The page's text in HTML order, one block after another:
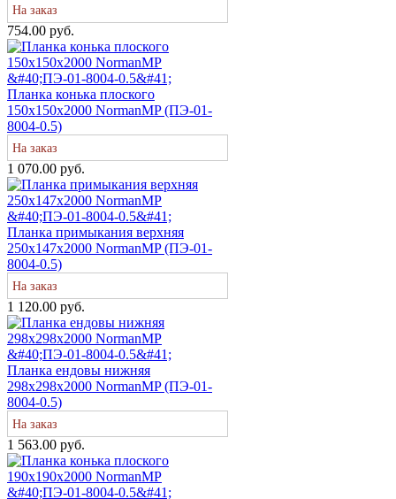
На заказ
754.00 руб.
Планка конька плоского
150х150х2000 NormanMP (ПЭ-01-
8004-0.5)
На заказ
1 070.00 руб.
Планка примыкания верхняя
250х147х2000 NormanMP (ПЭ-01-
8004-0.5)
На заказ
1 120.00 руб.
Планка ендовы нижняя
298х298х2000 NormanMP (ПЭ-01-
8004-0.5)
На заказ
1 563.00 руб.